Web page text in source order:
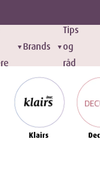
▼ Brands ▼
Tips
og
råd
Klairs